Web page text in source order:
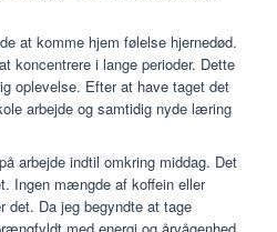
at komme hjem følelse hjernedød.
koncentrere i lange perioder. Dette
oplevelse. Efter at have taget det
arbejde og samtidig nyde læring
arbejde indtil omkring middag. Det
Ingen mængde af koffein eller
det. Da jeg begyndte at tage